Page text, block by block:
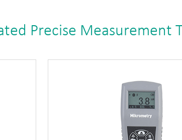
Precise Measurement